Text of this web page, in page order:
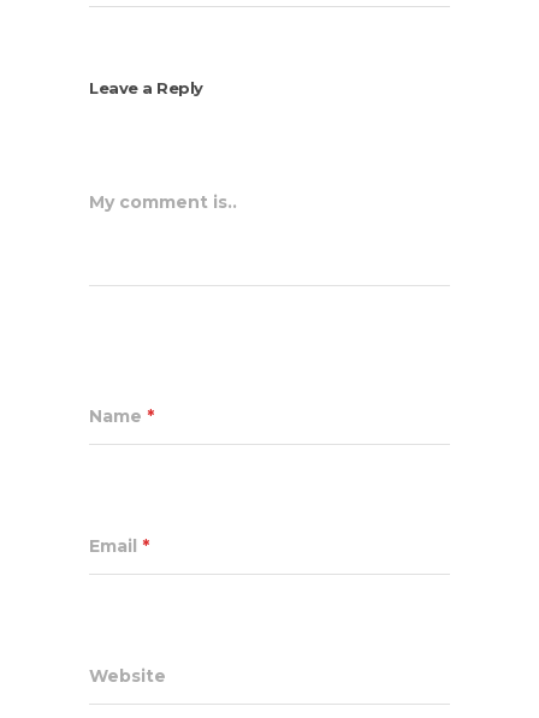
Leave a Reply
My comment is..
Name *
Email *
Website